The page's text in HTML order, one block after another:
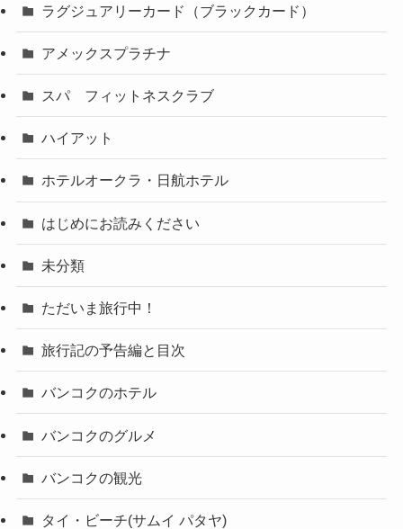
ラグジュアリーカード（ブラックカード）
アメックスプラチナ
スパ フィットネスクラブ
ハイアット
ホテルオークラ・日航ホテル
はじめにお読みください
未分類
ただいま旅行中！
旅行記の予告編と目次
バンコクのホテル
バンコクのグルメ
バンコクの観光
タイ・ビーチ(サムイ パタヤ)